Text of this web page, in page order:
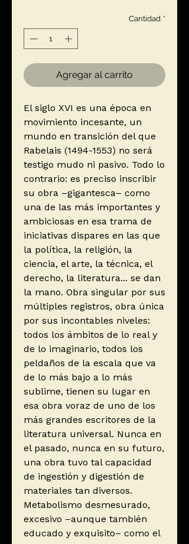
Cantidad *
Agregar al carrito
El siglo XVI es una época en
movimiento incesante, un
mundo en transición del que
Rabelais (1494-1553) no será
testigo mudo ni pasivo. Todo lo
contrario: es preciso inscribir
su obra –gigantesca– como
una de las más importantes y
ambiciosas en esa trama de
iniciativas dispares en las que
la política, la religión, la
ciencia, el arte, la técnica, el
derecho, la literatura... se dan
la mano. Obra singular por sus
múltiples registros, obra única
por sus incontables niveles:
todos los ámbitos de lo real y
de lo imaginario, todos los
peldaños de la escala que va
de lo más bajo a lo más
sublime, tienen su lugar en
esa obra voraz de uno de los
más grandes escritores de la
literatura universal. Nunca en
el pasado, nunca en su futuro,
una obra tuvo tal capacidad
de ingestión y digestión de
materiales tan diversos.
Metabolismo desmesurado,
excesivo –aunque también
educado y exquisito– como el